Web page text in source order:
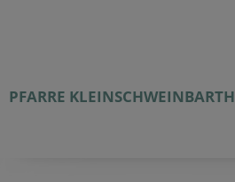
PFARRE KLEINSCHWEINBARTH